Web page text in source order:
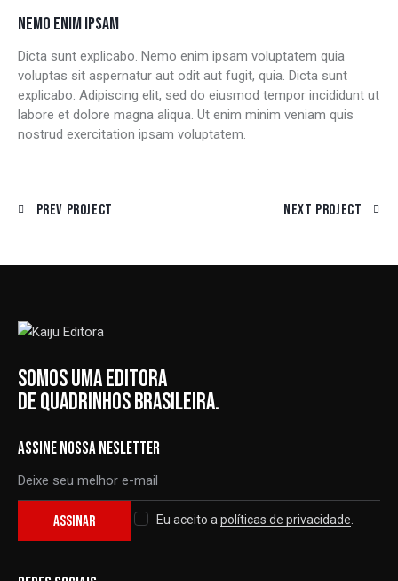
NEMO ENIM IPSAM
Dicta sunt explicabo. Nemo enim ipsam voluptatem quia
voluptas sit aspernatur aut odit aut fugit, quia. Dicta sunt
explicabo. Adipiscing elit, sed do eiusmod tempor incididunt ut
labore et dolore magna aliqua. Ut enim minim veniam quis
nostrud exercitation ipsam voluptatem.
Prev Project Next Project
SOMOS UMA EDITORA
DE QUADRINHOS BRASILEIRA.
ASSINE NOSSA NESLETTER
ASSINAR Eu aceito apolíticas de privacidade